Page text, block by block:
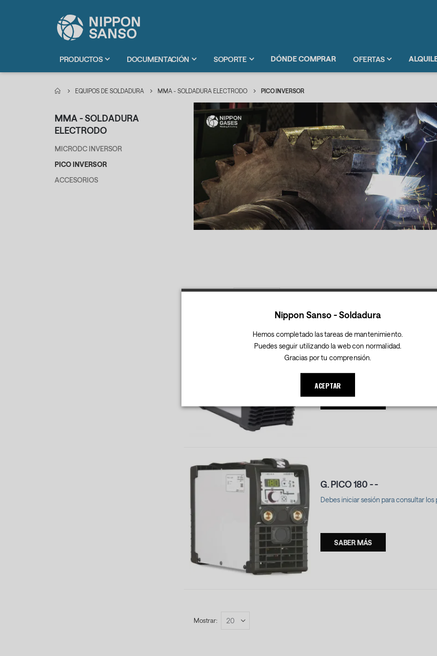
PRODUCTOS DOCUMENTACIÓN SOPORTE DÓNDE COMPRAR OFERTAS
EQUIPOS DE SOLDADURA MMA - SOLDADURA ELECTRODO PICO INVERSOR
Descendente
G. PICO 160 - -
Debes iniciar sesión para consultar los
.
G. PICO 180 - -
Debes iniciar sesión para consultar los
SABER MÁS
Mostrar
MMA - SOLDADURA
ELECTRODO
MICRODC INVERSOR
PICO INVERSOR
ACCESORIOS
Nippon Sanso - Soldadura
Hemos completado las tareas de mantenimiento.
Puedes seguir utilizando la web con normalidad.
Gracias por tu comprensión.
ACEPTAR